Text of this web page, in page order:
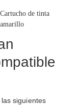
Cartucho de tinta
amarillo
siguientes